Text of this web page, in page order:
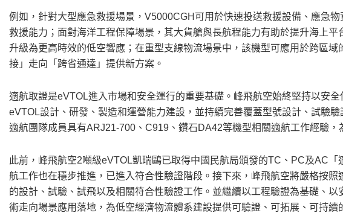
例如，針對大型應急救援場景，V5000CGH可用於快速投送救援設備、應急
救援能力；面對海洋工程保障場景，其大貨艙與長航程能力有助於提升海上
升級為更高時效的低空響應；在重型支線物流場景中，該機型可應用於跨區
接」走向「跨省通達」提供新方案。
適航取證是eVTOL進入市場和安全運行的重要基礎。峰飛航空始終堅持以安
eVTOL設計、研發、製造和運營能力建設，並持續完善覆蓋型號設計、試驗
適航團隊成員具有ARJ21-700、C919、鑽石DA42等機型相關適航工作經驗，
此前，峰飛航空2噸級eVTOL凱瑞鷗已取得中國民航局頒發的TC、PC及AC
航工作也在穩步推進，已進入符合性驗證階段。接下來，峰飛航空將嚴格按
的設計、試驗、試飛以及相關符合性驗證工作。並繼續以工程驗證為基礎、
術走向場景應用落地，為低空經濟物流體系建設提供可驗證、可拓展、可持續